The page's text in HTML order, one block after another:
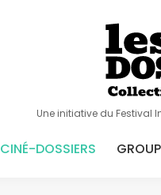
Une initiative du Festival
CINÉ-DOSSIERS